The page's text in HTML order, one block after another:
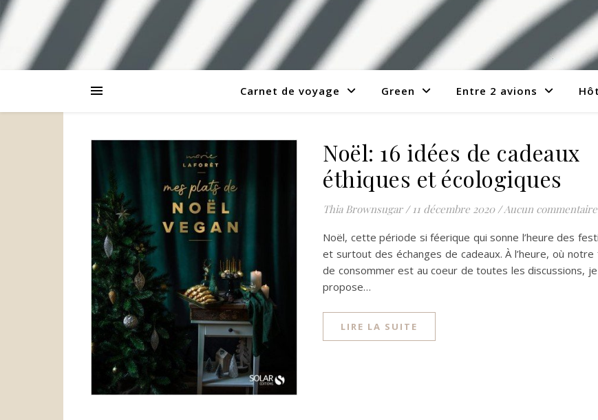
Carnet de voyage Green Entre 2 avions
Noël: 16 idées de cadeaux
éthiques et écologiques
Thia Brownsugar / 11 décembre 2020 /Aucun commentaire
Noël, cette période si féerique qui sonne l’heure des
et surtout des échanges de cadeaux. À l’heure, où notre
de consommer est au coeur de toutes les discussions,
propose…
LIRE LA SUITE